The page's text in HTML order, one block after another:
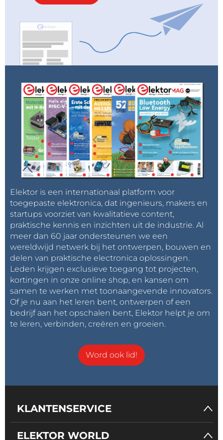
Elektor is een internationaal platform voor
toegepaste elektronica, dat ingenieurs, makers en
startups voorziet van kwalitatieve content,
praktische kennis en inzichten uit de industrie. Al
meer dan 60 jaar ondersteunen we een
wereldwijd netwerk bij het ontwerpen, bouwen en
delen van praktische electronica oplossingen.
Leden krijgen exclusieve toegang tot projecten,
kortingen in onze online shop, en kansen om
samen te werken met toonaangevende innovators.
Of je nu aan het leren bent, ontwerpen of een
bedrijf aan het opschalen bent, Elektor helpt je om
te leren, verbinden, creëren en groeien.
Word ook lid!
KLANTENSERVICE
ELEKTOR WORLD